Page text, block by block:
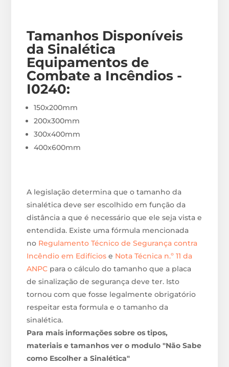
Tamanhos Disponíveis
da Sinalética
Equipamentos de
Combate a Incêndios -
I0240:
150x200mm
200x300mm
300x400mm
400x600mm
A legislação determina que o tamanho da
sinalética deve ser escolhido em função da
distância a que é necessário que ele seja vista e
entendida. Existe uma fórmula mencionada
no Regulamento Técnico de Segurança contra
Incêndio em Edifícios e Nota Técnica n.º 11 da
ANPC para o cálculo do tamanho que a placa
de sinalização de segurança deve ter. Isto
tornou com que fosse legalmente obrigatório
respeitar esta formula e o tamanho da
sinalética.
Para mais informações sobre os tipos,
materiais e tamanhos ver o modulo "Não Sabe
como Escolher a Sinalética"